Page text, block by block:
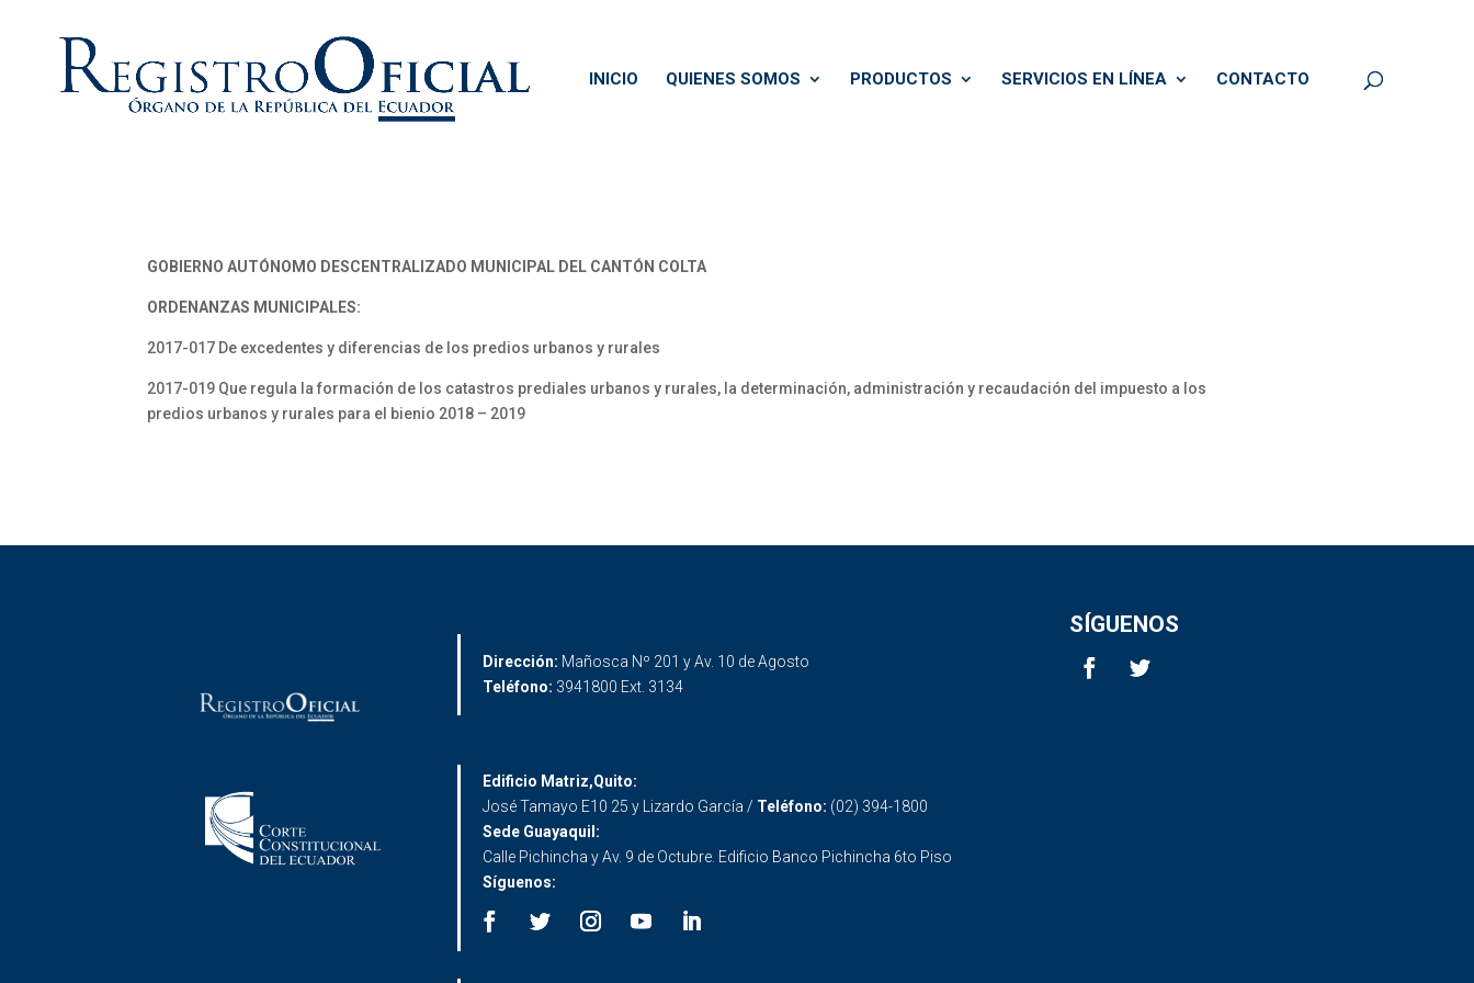
INICIO QUIENES SOMOS PRODUCTOS SERVICIOS EN LÍNEA CONTACTO
GOBIERNO AUTÓNOMO DESCENTRALIZADO MUNICIPAL DEL CANTÓN COLTA
ORDENANZAS MUNICIPALES:
2017-017 De excedentes y diferencias de los predios urbanos y rurales
2017-019 Que regula la formación de los catastros prediales urbanos y rurales, la determinación, administración y recaudación del impuesto a los
predios urbanos y rurales para el bienio 2018 – 2019
Dirección: Mañosca Nº 201 y Av. 10 de Agosto
Teléfono: 3941800 Ext. 3134
SÍGUENOS
Edificio Matriz,Quito:
José Tamayo E10 25 y Lizardo García / Teléfono: (02) 394-1800
Sede Guayaquil:
Calle Pichincha y Av. 9 de Octubre. Edificio Banco Pichincha 6to Piso
Síguenos: